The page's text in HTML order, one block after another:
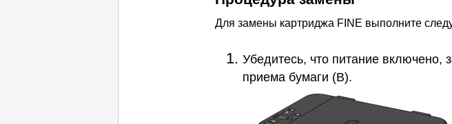
Для замены картриджа FINE выполните
Убедитесь, что питание включено,
приема бумаги (B).